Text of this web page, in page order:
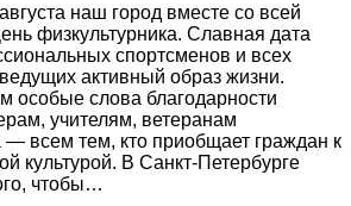
наш город вместе со всей
физкультурника. Славная дата
спортсменов и всех
активный образ жизни.
особые слова благодарности
учителям, ветеранам
— всем тем, кто приобщает граждан к
культурой. В Санкт-Петербурге
чтобы…